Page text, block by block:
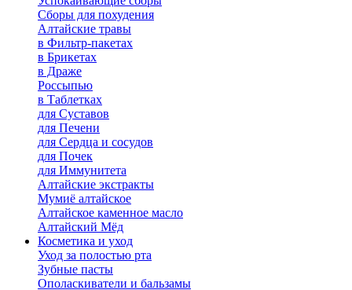
Сборы для похудения
Алтайские травы
в Фильтр-пакетах
в Брикетах
в Драже
Россыпью
в Таблетках
для Cуставов
для Печени
для Сердца и сосудов
для Почек
для Иммунитета
Алтайские экстракты
Мумиё алтайское
Алтайское каменное масло
Алтайский Мёд
Косметика и уход
Уход за полостью рта
Зубные пасты
Ополаскиватели и бальзамы